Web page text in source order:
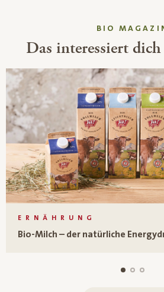
BIO
Das interessiert
ERNÄHRUNG
Bio-Milch – der natürliche